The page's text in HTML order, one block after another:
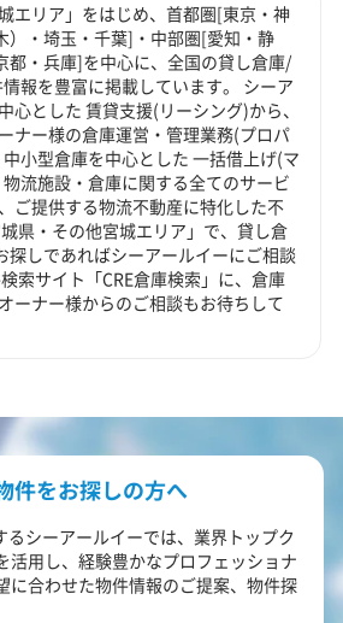
エリア」をはじめ、首都圏[東京・神
）・埼玉・千葉]・中部圏[愛知・静
都・兵庫]を中心に、全国の貸し倉庫/
報を豊富に掲載しています。 シーア
心とした 賃貸支援(リーシング)から、
ナー様の倉庫運営・管理業務(プロパ
小型倉庫を中心とした 一括借上げ(マ
流施設・倉庫に関する全てのサービ
ご提供する物流不動産に特化した不
県・その他宮城エリア」で、貸し倉
探しであればシーアールイーにご相談
索サイト「CRE倉庫検索」に、倉庫
ーナー様からのご相談もお待ちして
件をお探しの方へ
るシーアールイーでは、業界トップク
活用し、経験豊かなプロフェッショナ
に合わせた物件情報のご提案、物件探